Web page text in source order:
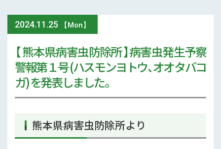
2024.11.25 【Mon】
【 熊本県病害虫防除所 】病害虫発生予察
警報第１号 (ハスモンヨトウ、オオタバコ
ガ) を発表しました。
熊本県病害虫防除所より
農業大学校
スマート農業
参考文献
気象
2026年 (74)
2025年 (107)
2024年 (125)
2023年 (139)
2022年 (170)